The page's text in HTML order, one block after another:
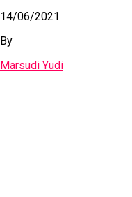
14/06/2021
By
Marsudi Yudi